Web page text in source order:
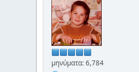
μηνύματα: 6,784